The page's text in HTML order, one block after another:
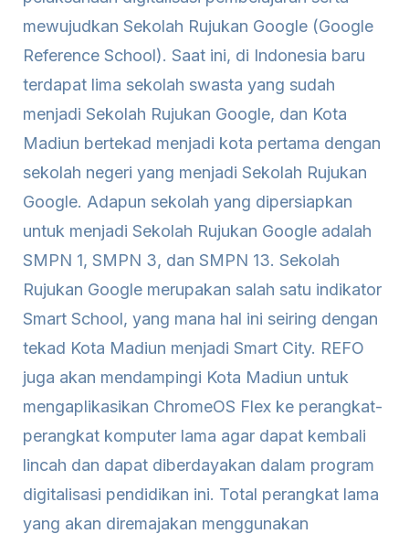
mewujudkan Sekolah Rujukan Google (Google
Reference School). Saat ini, di Indonesia baru
terdapat lima sekolah swasta yang sudah
menjadi Sekolah Rujukan Google, dan Kota
Madiun bertekad menjadi kota pertama dengan
sekolah negeri yang menjadi Sekolah Rujukan
Google. Adapun sekolah yang dipersiapkan
untuk menjadi Sekolah Rujukan Google adalah
SMPN 1, SMPN 3, dan SMPN 13. Sekolah
Rujukan Google merupakan salah satu indikator
Smart School, yang mana hal ini seiring dengan
tekad Kota Madiun menjadi Smart City. REFO
juga akan mendampingi Kota Madiun untuk
mengaplikasikan ChromeOS Flex ke perangkat-
perangkat komputer lama agar dapat kembali
lincah dan dapat diberdayakan dalam program
digitalisasi pendidikan ini. Total perangkat lama
yang akan diremajakan menggunakan